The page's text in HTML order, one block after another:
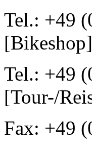
Tel.: +49
[Bikeshop]
Tel.: +49
[Tour-/
Fax: +49